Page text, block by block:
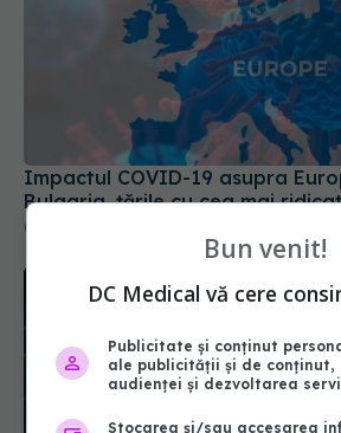
Impactul COVID-19 asupra
Bulgaria, țările cu cea mai
03 sep 2024, 15:42
Bun venit!
DC Medical vă cere
Publicitate și conținut
ale publicității și de conținut,
audienței și dezvoltarea
Stocarea și/sau accesarea